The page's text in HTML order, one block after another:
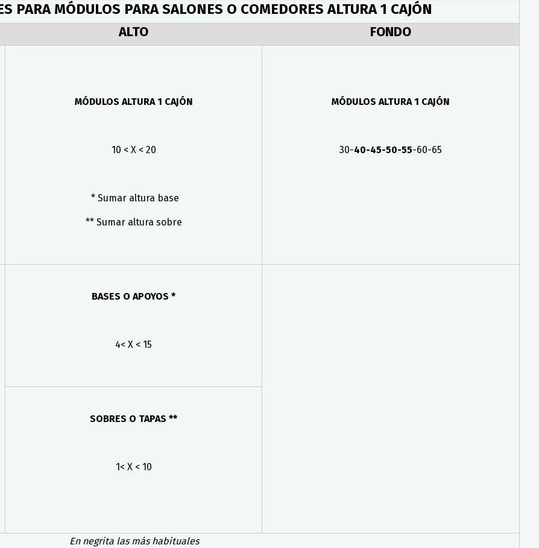
PARA MÓDULOS PARA SALONES O COMEDORES ALTURA 1 CAJÓN
ALTO FONDO
MÓDULOS ALTURA 1 CAJÓN
10 < X < 20
* Sumar altura base
** Sumar altura sobre
MÓDULOS ALTURA 1 CAJÓN
30-40-45-50-55-60-65
BASES O APOYOS *
4< X < 15
SOBRES O TAPAS **
1< X < 10
En negrita las más habituales